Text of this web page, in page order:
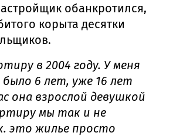
обанкротился,
корыта десятки
в 2004 году. У меня
6 лет, уже 16 лет
она взрослой девушкой
мы так и не
это жилье просто